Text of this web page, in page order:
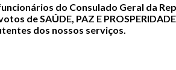
do Consulado Geral da
de SAÚDE, PAZ E
dos nossos serviços.